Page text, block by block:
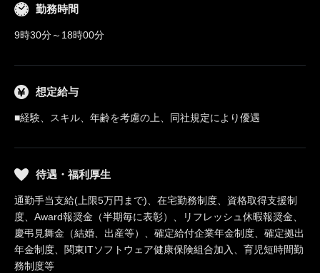
勤務時間
9時30分～18時00分
想定給与
■経験、スキル、年齢を考慮の上、同社規定により優遇
待遇・福利厚生
通勤手当支給(上限5万円まで)、在宅勤務制度、資格取得支援制
度、Award報奨金（半期毎に表彰）、リフレッシュ休暇報奨金、
慶弔見舞金（結婚、出産等）、確定給付企業年金制度、確定拠出
年金制度、関東ITソフトウェア健康保険組合加入、育児短時間勤
務制度等